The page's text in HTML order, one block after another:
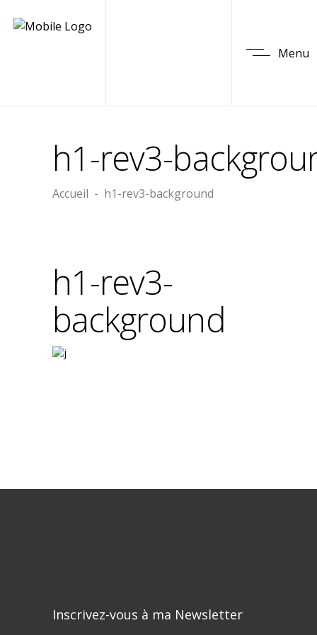
Menu
h1-rev3-
Accueil - h1-rev3-background
h1-rev3-
background
Inscrivez-vous à ma Newsletter